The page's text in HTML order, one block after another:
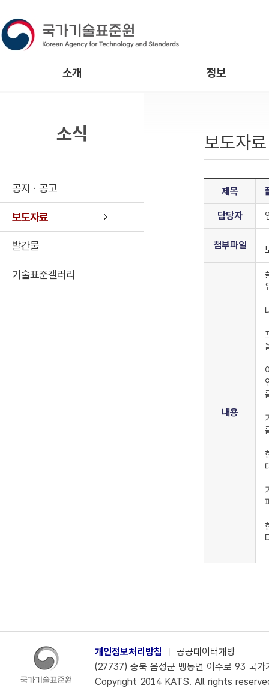
소개 정보
보도자료
제목
담당자
첨부파일
내용
소식
공지ㆍ공고
보도자료
발간물
기술표준갤러리
개인정보처리방침 ㅣ 공공데이터개방
(27737) 충북 음성군 맹동면 이수로 93 국
Copyright 2014 KATS. All rights